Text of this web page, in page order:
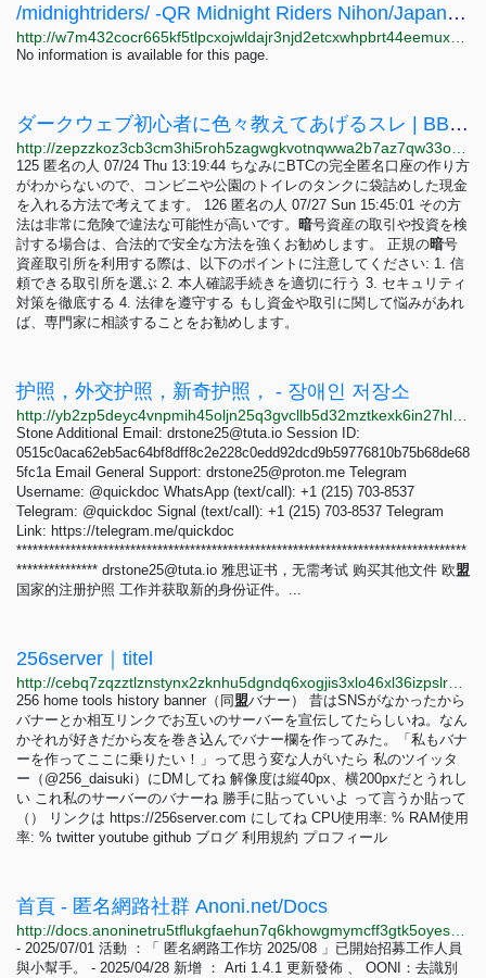
/midnightriders/ -QR Midnight Riders Nihon/Japan #2: The World Is Waking Up Edition
No information is available for this page.
ダークウェブ初心者に色々教えてあげるスレ | BBS - Z80H
125 匿名の人 07/24 Thu 13:19:44 ちなみにBTCの完全匿名口座の作り方
がわからないので、コンビニや公園のトイレのタンクに袋詰めした現金
を入れる方法で考えてます。 126 匿名の人 07/27 Sun 15:45:01 その方
法は非常に危険で違法な可能性が高いです。 暗号資産の取引や投資を検
討する場合は、合法的で安全な方法を強くお勧めします。 正規の暗号
資産取引所を利用する際は、以下のポイントに注意してください: 1. 信
頼できる取引所を選ぶ 2. 本人確認手続きを適切に行う 3. セキュリティ
対策を徹底する 4. 法律を遵守する もし資金や取引に関して悩みがあれ
ば、専門家に相談することをお勧めします。
护照，外交护照，新奇护照， - 장애인 저장소
Stone Additional Email: drstone25@tuta.io Session ID:
0515c0aca62eb5ac64bf8dff8c2e228c0edd92dcd9b59776810b75b68de68
5fc1a Email General Support: drstone25@proton.me Telegram
Username: @quickdoc WhatsApp (text/call): +1 (215) 703-8537
Telegram: @quickdoc Signal (text/call): +1 (215) 703-8537 Telegram
Link: https://telegram.me/quickdoc
***********************************************************************************
*************** drstone25@tuta.io 雅思证书，无需考试 购买其他文件 欧盟
国家的注册护照 工作并获取新的身份证件。...
256server｜titel
256 home tools history banner（同 盟バナー） 昔はSNSがなかったから
バナーとか相互リンクでお互いのサーバーを宣伝してたらしいね。なん
かそれが好きだから友を巻き込んでバナー欄を作ってみた。「私もバナ
ーを作ってここに乗りたい！」って思う変な人がいたら 私のツイッタ
ー（@256_daisuki）にDMしてね 解像度は縦40px、横200pxだとうれし
い これ私のサーバーのバナーね 勝手に貼っていいよ って言うか貼って
（） リンクは https://256server.com にしてね CPU使用率: % RAM使用
率: % twitter youtube github ブログ 利用規約 プロフィール
首頁 - 匿名網路社群 Anoni.net/Docs
- 2025/07/01 活動 ：「 匿名網路工作坊 2025/08 」已開始招募工作人員
與小幫手。 - 2025/04/28 新增 ： Arti 1.4.1 更新發佈 、 OONI：去識別